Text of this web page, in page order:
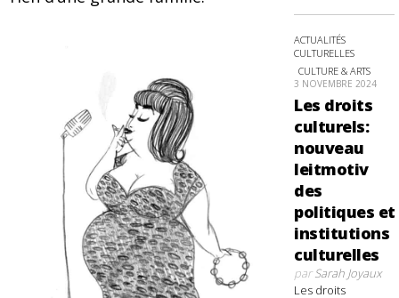
ACTUALITÉS
CULTURELLES
CULTURE & ARTS
3 NOVEMBRE 2024
Les droits
culturels:
nouveau
leitmotiv
des
politiques et
institutions
culturelles
parSarah Joyaux
Les droits